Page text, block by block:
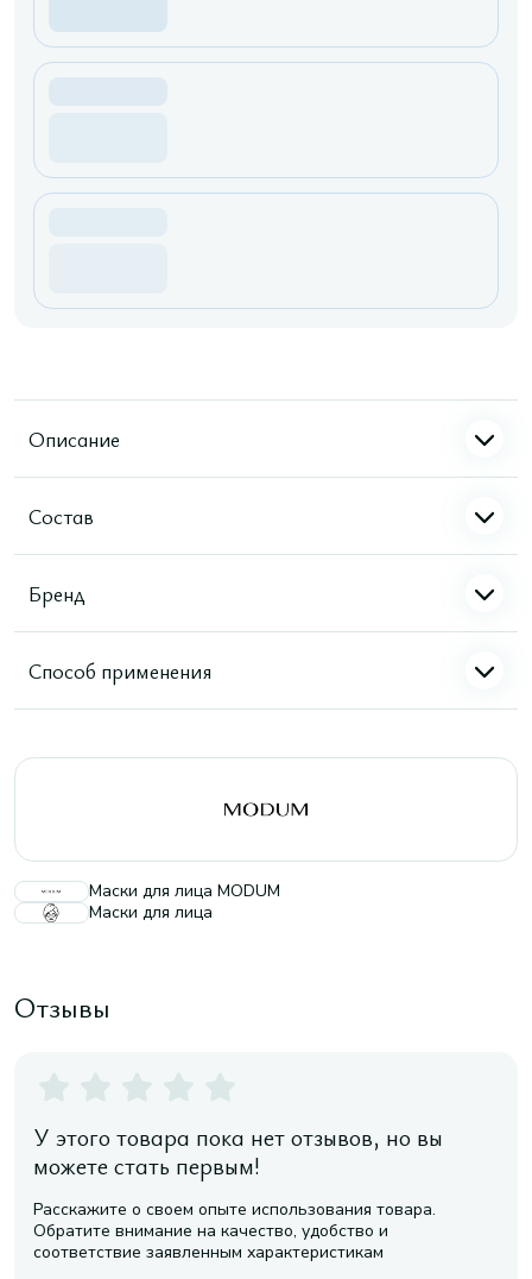
Описание
Состав
Бренд
Способ применения
Маски для лица MODUM
Маски для лица
Отзывы
У этого товара пока нет отзывов, но вы
можете стать первым!
Расскажите о своем опыте использования товара.
Обратите внимание на качество, удобство и
соответствие заявленным характеристикам